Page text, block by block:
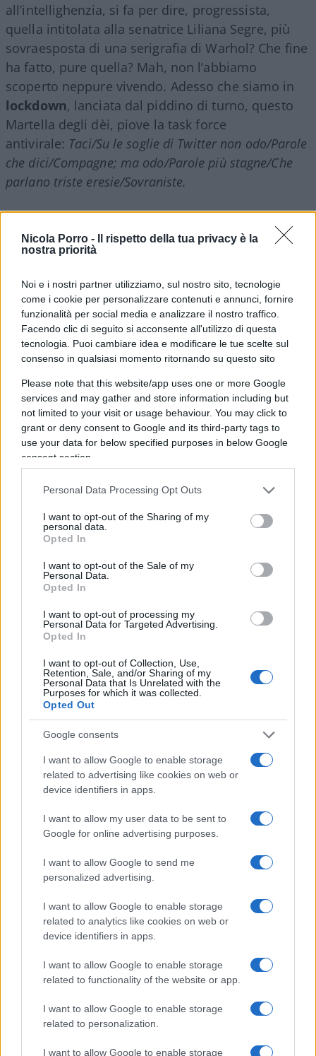
Nicola Porro -
Il rispetto della tua privacy è la
nostra priorità
Noi e i nostri partner utilizziamo, sul nostro sito, tecnologie
come i cookie per personalizzare contenuti e annunci, fornire
funzionalità per social media e analizzare il nostro traffico.
Facendo clic di seguito si acconsente all'utilizzo di questa
tecnologia. Puoi cambiare idea e modificare le tue scelte sul
consenso in qualsiasi momento ritornando su questo sito
Please note that this website/app uses one or more Google
services and may gather and store information including but
not limited to your visit or usage behaviour. You may click to
grant or deny consent to Google and its third-party tags to
use your data for below specified purposes in below Google
consent section.
Personal Data Processing Opt Outs
I want to opt-out of the Sharing of my
personal data.
Opted In
I want to opt-out of the Sale of my
Personal Data.
Opted In
I want to opt-out of processing my
Personal Data for Targeted Advertising.
Opted In
I want to opt-out of Collection, Use,
Retention, Sale, and/or Sharing of my
Personal Data that Is Unrelated with the
Purposes for which it was collected.
Opted Out
Google consents
I want to allow Google to enable storage
related to advertising like cookies on web or
device identifiers in apps.
I want to allow my user data to be sent to
Google for online advertising purposes.
I want to allow Google to send me
personalized advertising.
I want to allow Google to enable storage
related to analytics like cookies on web or
device identifiers in apps.
I want to allow Google to enable storage
related to functionality of the website or app.
I want to allow Google to enable storage
related to personalization.
I want to allow Google to enable storage
all’intellighenzia, si fa per dire, progressista,
quella intitolata alla senatrice Liliana Segre, più
sovraesposta di una serigrafia di Warhol? Che fine
ha fatto, pure quella? Mah, non l’abbiamo
scoperto neppure vivendo. Adesso che siamo in
lockdown, lanciata dal piddino di turno, questo
Martella degli dèi, piove la task force
antivirale: Taci/Su le soglie di Twitter non odo/Parole
che dici/Compagne; ma odo/Parole più stagne/Che
parlano triste eresie/Sovraniste.
“Task force” con una composizione a dir poco
esoterica: che c’entra il direttore di Fanpage
(Fanpage?), che c’azzecca l’altro direttore di
Pagella Politica (Pagella Politica?). Perché, lì in
mezzo, c’è un editorialista di Repubblica, giornale
che assegna alpremier Conteun gradimento del
197%? Che mi vengono a significare taluni preclari
docenti di Diritto di qua e Elaborazione di là? Poi
c’è Puente, lo spioncino di Mentana. Virologi
niente, e non è detto sia un male: ormai sono più
onninvadenti delle pornostar, interpellate allo
stesso modo circa il C-19, dove la lettera sta per
Covid ma, volendo, anche per altro.
Vedi un po’ se, in un momento omerico come
questo, era il caso d’inventarsi un altro carrozzone
solito prurito di controllo. Eh, la smania
comunista per l’apparato, la burocrazia, la
sovrastruttura. Cosa sia chiamata a fare la “task
force”, con quali compiti, limiti, poteri,
dell’attuale governo rosso-rosso-giallo-rosso:
produrre molta cacata carta, dalla comprensione
nulla, e dalla scadenza ravvicinata, tipo latticino).
Però, occhio: Puente, Fanpage e Pagella Politica ci
guardano. Scrutano i nostri tweet, occhieggiano le
opinioni, com’è che cantava Renato Zero?Muoio
per sapere cos’hanno nella testa e nel cuore/Voyeur,
spie/Smanie, segreti, bugie.
Occhio, dunque: siamo tenuti a uniformarci ai
diktatdei competenti, anche quando sbarellano,
anche quando non sanno, e di conseguenza non
sappiamo, dove andare a parare. Occhio: un
uomo ci guarda, come un tempo la pubblicità
dell’intimo donna. Chi è? Puente. O Luna. O
Martella. Dice: ma svolgeranno l’incarico gratis.
relativa posizione, è quanto di più insidioso, non
si ferma davanti a niente. Poi non è vero, non è